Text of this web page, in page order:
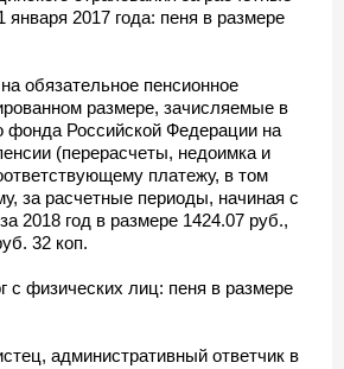
января 2017 года: пеня в размере
обязательное пенсионное
размере, зачисляемые в
фонда Российской Федерации на
(перерасчеты, недоимка и
платежу, в том
за расчетные периоды, начиная с
2018 год в размере 1424.07 руб.,
32 коп.
с физических лиц: пеня в размере
административный ответчик в